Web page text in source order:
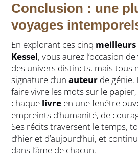
Conclusion : une
voyages
En explorant ces cinq
Kessel, vous aurez l’occasion
des univers distincts, mais tous
signature d’unauteur de génie.
faire vivre les mots sur le
chaque livre en une fenêtre
empreints d’humanité, de
Ses récits traversent le temps,
d’hier et d’aujourd’hui, et
dans l’âme de chacun.